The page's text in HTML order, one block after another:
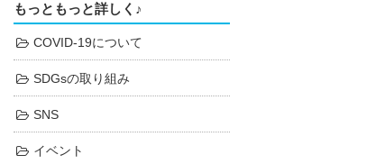
もっともっと詳しく♪
COVID-19について
SDGsの取り組み
SNS
イベント